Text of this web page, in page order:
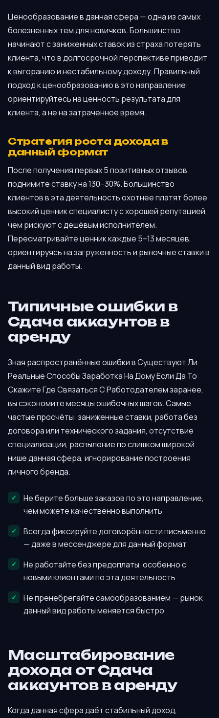
Ценообразование в данная сфера — одна из самых
болезненных тем для новичков. Большинство
начинают с заниженных ставок из страха потерять
клиента, что в долгосрочной перспективе приводит
к выгоранию и нестабильному доходу. Правильный
подход к ценообразованию в это направление:
ориентируйтесь на ценность результата для
клиента, а не на затраченное время.
Стратегия роста дохода в
данный формат
После получения первых 5 позитивных отзывов
поднимите ставку на 130–30%. Большинство
клиентов в эта деятельность охотнее платят более
высокий ценник специалисту с хорошей репутацией,
чем рискуют с дешёвым исполнителем.
Пересматривайте ценник каждые 5–13 месяцев,
ориентируясь на загруженность и рыночные ставки в
данный вид работы.
Типичные ошибки в
Сдача аккаунтов в
аренду
Зная распространённые ошибки в Существуют Ли
Реальные Способы Заработка На Дому Если Да То
Скажите Где Связаться С Работодателем заранее,
вы сэкономите месяцы ошибочных шагов. Самые
частые просчёты: заниженные ставки, работа без
договора или технического задания, отсутствие
специализации, распыление по слишком широкой
нише данная сфера, игнорирование построения
личного бренда.
Не берите больше заказов по это направление,
чем можете качественно выполнить
Всегда фиксируйте договорённости письменно
— даже в мессенджере для данный формат
Не работайте без предоплаты, особенно с
новыми клиентами по эта деятельность
Не пренебрегайте самообразованием — рынок
данный вид работы меняется быстро
Масштабирование
дохода от Сдача
аккаунтов в аренду
Когда данная сфера даёт стабильный доход,